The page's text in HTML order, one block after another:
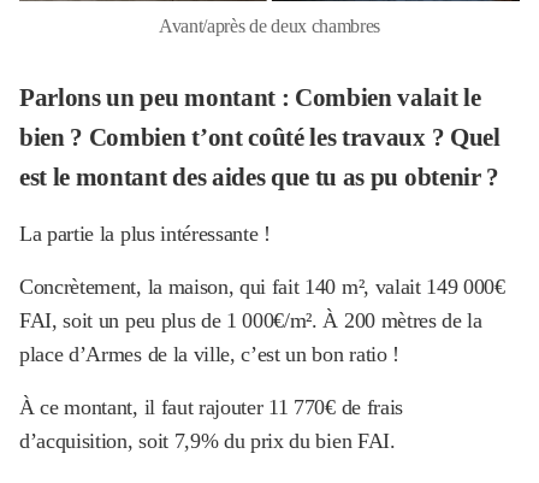
Avant/après de deux chambres
Parlons un peu montant : Combien valait le
bien ? Combien t’ont coûté les travaux ? Quel
est le montant des aides que tu as pu obtenir ?
La partie la plus intéressante !
Concrètement, la maison, qui fait 140 m², valait 149 000€
FAI, soit un peu plus de 1 000€/m². À 200 mètres de la
place d’Armes de la ville, c’est un bon ratio !
À ce montant, il faut rajouter 11 770€ de frais
d’acquisition, soit 7,9% du prix du bien FAI.